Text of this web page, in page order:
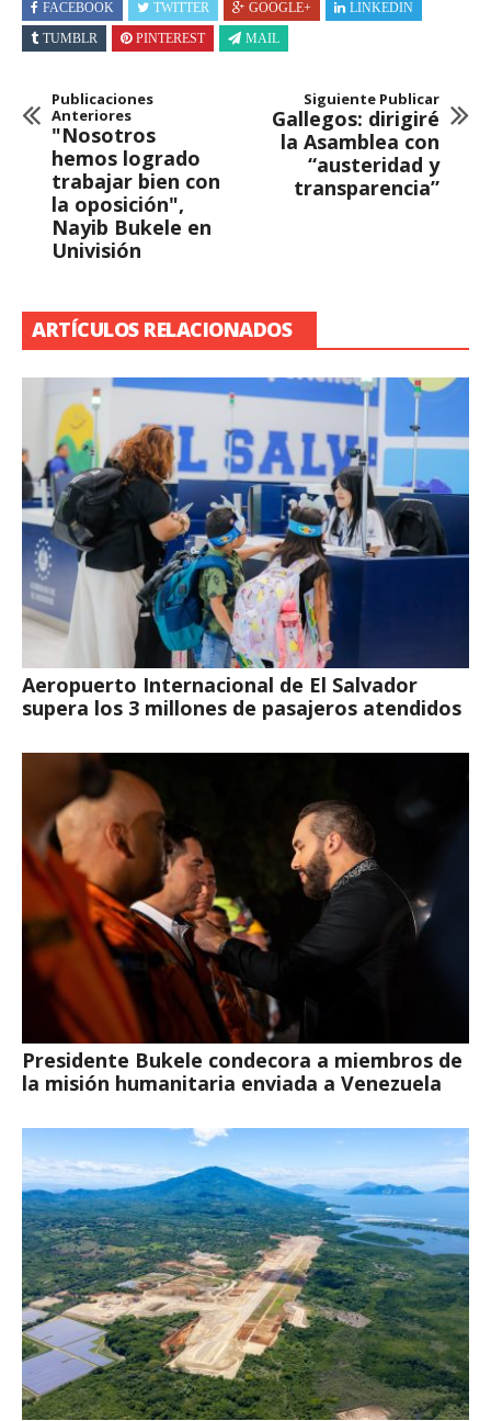
FACEBOOK TWITTER GOOGLE+
LINKEDIN
TUMBLR
PINTEREST MAIL
Publicaciones
Anteriores
"Nosotros
hemos logrado
trabajar bien con
la oposición",
Nayib Bukele en
Univisión
Siguiente Publicar
Gallegos: dirigiré
la Asamblea con
“austeridad y
transparencia”
ARTÍCULOS RELACIONADOS
Aeropuerto Internacional de El Salvador
supera los 3 millones de pasajeros atendidos
Presidente Bukele condecora a miembros de
la misión humanitaria enviada a Venezuela